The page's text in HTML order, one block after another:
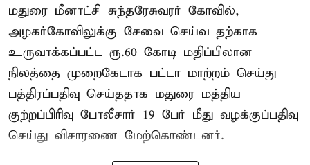
மதுரை மீனாட்சி சுந்தரேசுவரர் கோவில்,
அழகர்கோவிலுக்கு சேவை செய்வ தற்காக
உருவாக்கப்பட்ட ரூ.60 கோடி மதிப்பிலான
நிலத்தை முறைகேடாக பட்டா மாற்றம் செய்து
பத்திரப்பதிவு செய்ததாக மதுரை மத்திய
குற்றப்பிரிவு போலீசார் 19 பேர் மீது வழக்குப்பதிவு
செய்து விசாரணை மேற்கொண்டனர்.